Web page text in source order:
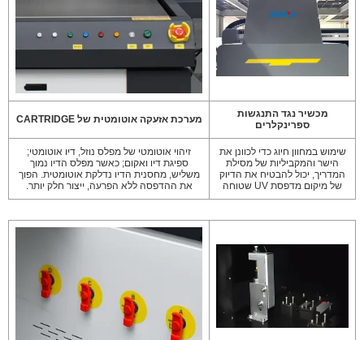
מכשיר נגד התנגשות
ספרינקלרים
מערכת אזעקה אוטומטית של CARTRIDGE
שימוש במחוון חיוג כדי לכוונן את
הישר והמקביליות של מסילת
המדריך, יכול להבטיח את הדיוק
של מיקום מדפסת UV שטוחה
זיהוי אוטומטי של מפלס נוזל, דיו אוטומטי;
ספיגת דיו ואקום; כאשר מפלס הדיו נמוך
משליש, מחסנית הדיו נדלקת אוטומטית. הפוך
את ההדפסה ללא הפרעה, ייצור חלק יותר.